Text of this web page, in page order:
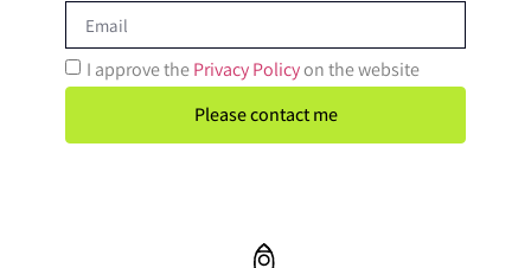
I approve thePrivacy Policyon the website
Please contact me